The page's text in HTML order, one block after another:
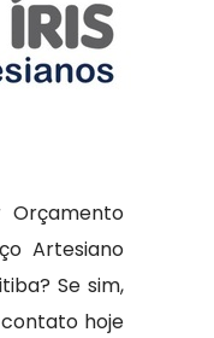
Orçamento
Artesiano
Se sim,
hoje